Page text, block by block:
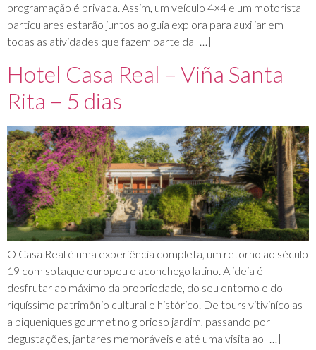
programação é privada. Assim, um veículo 4×4 e um motorista
particulares estarão juntos ao guia explora para auxiliar em
todas as atividades que fazem parte da […]
Hotel Casa Real – Viña Santa
Rita – 5 dias
O Casa Real é uma experiência completa, um retorno ao século
19 com sotaque europeu e aconchego latino. A ideia é
desfrutar ao máximo da propriedade, do seu entorno e do
riquíssimo patrimônio cultural e histórico. De tours vitivinícolas
a piqueniques gourmet no glorioso jardim, passando por
degustações, jantares memoráveis e até uma visita ao […]